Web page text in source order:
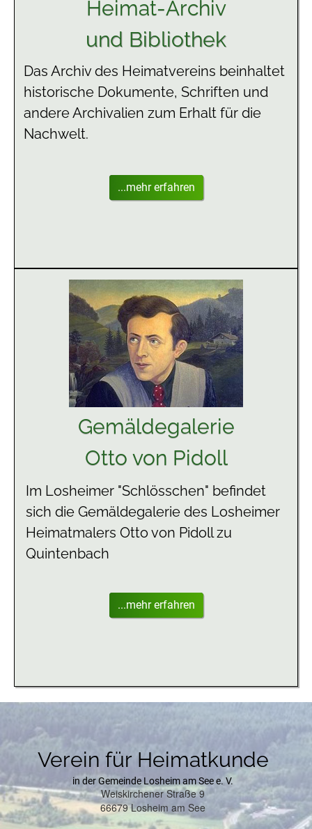
Heimat-Archiv
und Bibliothek
Das Archiv des Heimatvereins beinhaltet
historische Dokumente, Schriften und
andere Archivalien zum Erhalt für die
Nachwelt.
...mehr erfahren
Gemäldegalerie
Otto von Pidoll
Im Losheimer "Schlösschen" befindet
sich die Gemäldegalerie des Losheimer
Heimatmalers Otto von Pidoll zu
Quintenbach
...mehr erfahren
Verein für Heimatkunde
in der Gemeinde Losheim am See e. V.
Weiskirchener Straße 9
66679 Losheim am See